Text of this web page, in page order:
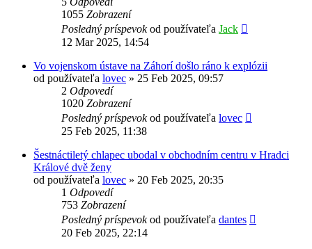
1055 Zobrazení
Posledný príspevokod používateľa Jack
12 Mar 2025, 14:54
Vo vojenskom ústave na Záhorí došlo ráno k explózii
od používateľa lovec » 25 Feb 2025, 09:57
2 Odpovedí
1020 Zobrazení
Posledný príspevokod používateľa lovec
25 Feb 2025, 11:38
Šestnáctiletý chlapec ubodal v obchodním centru v Hradci
Králové dvě ženy
od používateľa lovec » 20 Feb 2025, 20:35
1 Odpovedí
753 Zobrazení
Posledný príspevokod používateľa dantes
20 Feb 2025, 22:14